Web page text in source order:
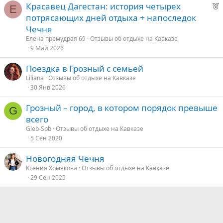
е
Е
Р
е
е
Красавец Дагестан: история четырех
потрясающих дней отдыха + напоследок
Чечня
Елена премудрая 69 Отзывы об отдыхе на Кавказе
9 Май 2026
Поездка в Грозный с семьей
Liliana Отзывы об отдыхе на Кавказе
30 Янв 2026
G
Грозный – город, в котором порядок превыше
всего
Gleb-Spb Отзывы об отдыхе на Кавказе
5 Сен 2020
Новогодняя Чечня
Ксения Хомякова Отзывы об отдыхе на Кавказе
29 Сен 2025